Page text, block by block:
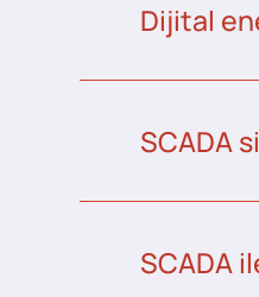
Dijital
SCADA
SCADA